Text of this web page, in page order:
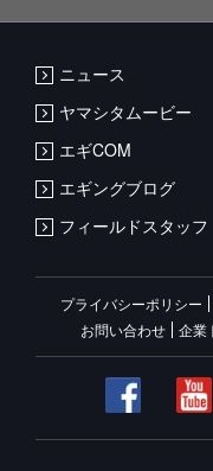
ニュース
ヤマシタムービー
エギCOM
エギングブログ
フィールドスタッフ
プライバシーポリシー
お問い合わせ
企業